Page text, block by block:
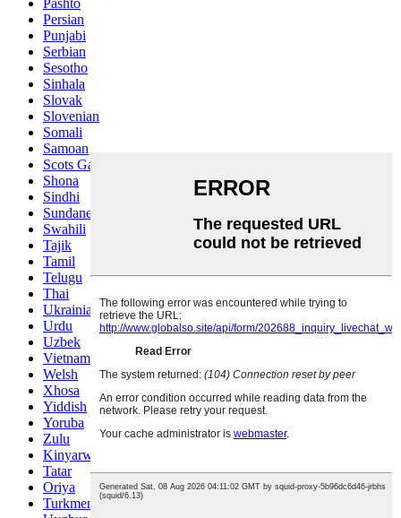
Persian
Punjabi
Serbian
Sesotho
Sinhala
Slovak
Slovenian
Somali
Samoan
Scots Gaelic
Shona
Sindhi
Sundanese
Swahili
Tajik
Tamil
Telugu
Thai
Ukrainian
Urdu
Uzbek
Vietnamese
Welsh
Xhosa
Yiddish
Yoruba
Zulu
Kinyarwanda
Tatar
Oriya
Turkmen